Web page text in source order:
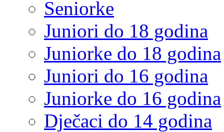
Seniorke
Juniori do 18 godina
Juniorke do 18 godina
Juniori do 16 godina
Juniorke do 16 godina
Dječaci do 14 godina